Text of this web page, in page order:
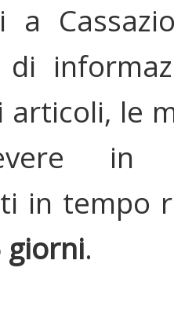
a
articoli, le
in
in tempo
giorni.